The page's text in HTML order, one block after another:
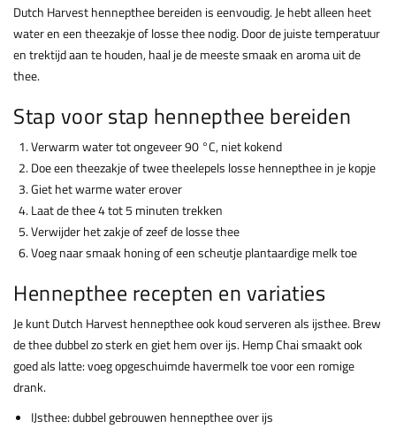
Dutch Harvest hennepthee bereiden is eenvoudig. Je hebt alleen heet
water en een theezakje of losse thee nodig. Door de juiste temperatuur
en trektijd aan te houden, haal je de meeste smaak en aroma uit de
thee.
Stap voor stap hennepthee bereiden
Verwarm water tot ongeveer 90 °C, niet kokend
Doe een theezakje of twee theelepels losse hennepthee in je kopje
Giet het warme water erover
Laat de thee 4 tot 5 minuten trekken
Verwijder het zakje of zeef de losse thee
Voeg naar smaak honing of een scheutje plantaardige melk toe
Hennepthee recepten en variaties
Je kunt Dutch Harvest hennepthee ook koud serveren als ijsthee. Brew
de thee dubbel zo sterk en giet hem over ijs. Hemp Chai smaakt ook
goed als latte: voeg opgeschuimde havermelk toe voor een romige
drank.
IJsthee: dubbel gebrouwen hennepthee over ijs